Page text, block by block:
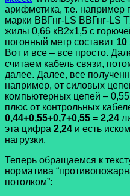
арифметика, т.е. например
марки ВВГнг-LS ВВГнг-LS
жилы 0,66 кВ2х1,5 с
погонный метр составит 10
Вот и все – все просто.
считаем кабель связи,
далее. Далее, все
например, от силовых
компьютерных цепей –
плюс от контрольных
0,44+0,55+0,7+0,55 = 2,24
эта цифра 2,24 и есть
нагрузки.
Теперь обращаемся к
норматива
потолком”: